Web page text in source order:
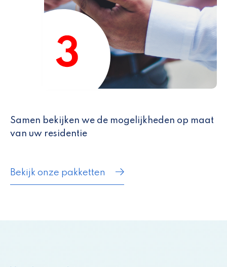
Samen bekijken we de mogelijkheden op maat
van uw residentie
Bekijk onze pakketten